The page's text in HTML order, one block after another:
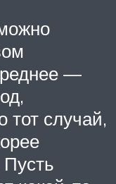
—
тот случай,